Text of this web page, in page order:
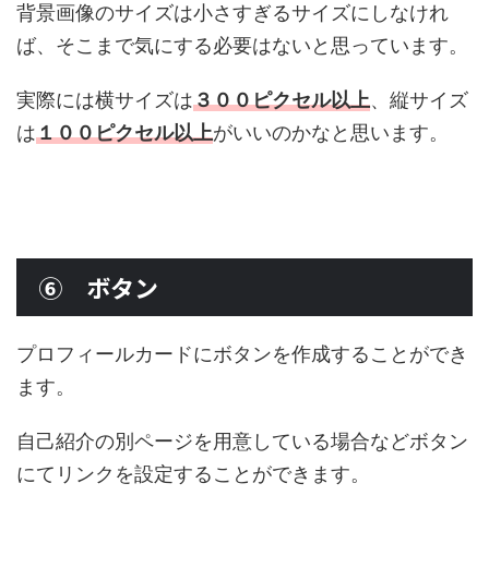
背景画像のサイズは小さすぎるサイズにしなけれ
ば、そこまで気にする必要はないと思っています。
実際には横サイズは３００ピクセル以上、縦サイズ
は１００ピクセル以上がいいのかなと思います。
⑥ ボタン
プロフィールカードにボタンを作成することができ
ます。
自己紹介の別ページを用意している場合などボタン
にてリンクを設定することができます。